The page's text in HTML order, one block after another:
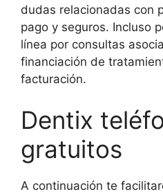
dudas relacionadas con
pago y seguros. Incluso
línea por consultas
financiación de
facturación.
Dentix
gratuitos
A continuación te